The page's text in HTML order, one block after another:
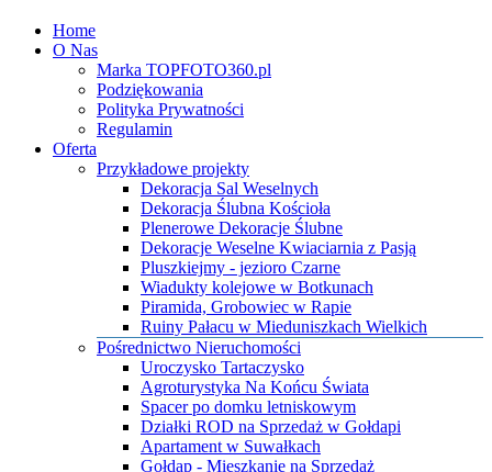
Home
O Nas
Marka TOPFOTO360.pl
Podziękowania
Polityka Prywatności
Regulamin
Oferta
Przykładowe projekty
Dekoracja Sal Weselnych
Dekoracja Ślubna Kościoła
Plenerowe Dekoracje Ślubne
Dekoracje Weselne Kwiaciarnia z Pasją
Pluszkiejmy - jezioro Czarne
Wiadukty kolejowe w Botkunach
Piramida, Grobowiec w Rapie
Ruiny Pałacu w Mieduniszkach Wielkich
Pośrednictwo Nieruchomości
Uroczysko Tartaczysko
Agroturystyka Na Końcu Świata
Spacer po domku letniskowym
Działki ROD na Sprzedaż w Gołdapi
Apartament w Suwałkach
Gołdap - Mieszkanie na Sprzedaż